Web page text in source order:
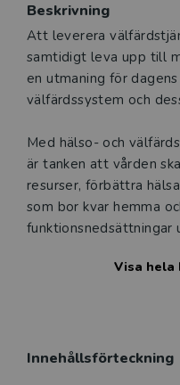
Beskrivning
Beskrivning
Att leverera
samtidigt leva upp till
en utmaning för
välfärdssystem och
Med hälso- och
är tanken att vården
resurser, förbättra
som bor kvar hemma
delaktighet. Det finns
att förlänga sitt
Visa hela
Innehållsförteckning